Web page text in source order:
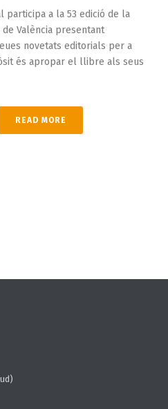
participa a la 53 edició de la
València presentant
novetats editorials per a
és apropar el llibre als seus
READ MORE